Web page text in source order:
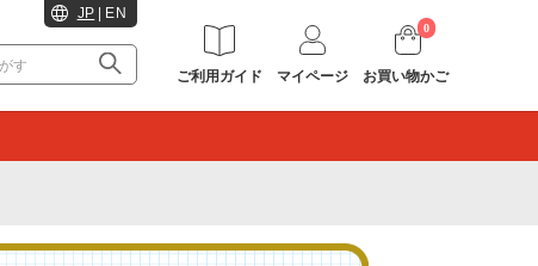
JP EN
ご利用ガイド マイページ
0
お買い物かご